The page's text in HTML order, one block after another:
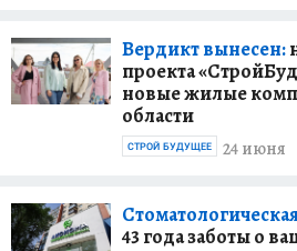
Вердикт вынесен:
проекта
новые жилые
области
24 июня
СТРОЙ БУДУЩЕЕ
43 года заботы о